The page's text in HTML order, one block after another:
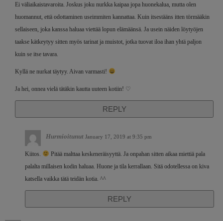
Ei väliaikaistavaroita. Joskus joku nurkka kaipaa jopa huonekalua, mutta olen
huomannut, että odottaminen useimmiten kannattaa. Kuin itsestääns itten törmääkin
sellaiseen, joka kanssa haluaa viettää lopun elämäänsä. Ja usein näiden löytyöjen
taakse kätkeytyy sitten myös tarinat ja muistot, jotka tuovat iloa ihan yhtä paljon
kuin se itse tavara.
Kyllä ne nurkat täytyy. Aivan varmasti!
Ja hei, onnea vielä tätäkin kautta uuteen kotiin! ♡
REPLY
Hurmioitunut January 17, 2019 at 9:35 pm
Kiitos.
Pitää malttaa keskeneräisyyttä. Ja onpahan sitten aikaa miettiä pala
palalta millaisen kodin haluaa. Huone ja tila kerrallaan. Sitä odotellessa on kiva
katsella vaikka tätä teidän kotia. ^^
REPLY